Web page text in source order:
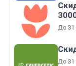
До 31
До 31